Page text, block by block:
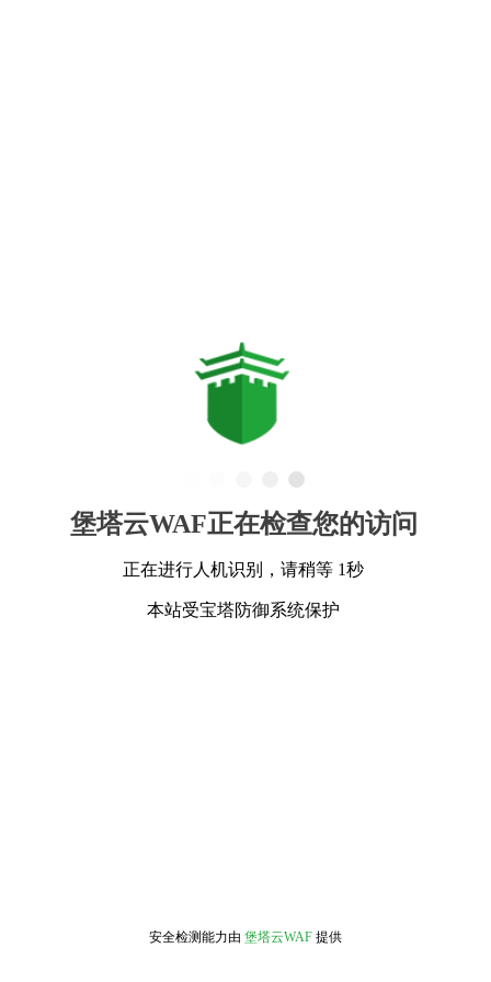
堡塔云WAF正在检查您的访问
正在进行人机识别，请稍等 1秒
本站受宝塔防御系统保护
安全检测能力由 堡塔云WAF 提供